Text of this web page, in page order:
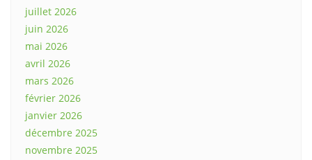
juillet 2026
juin 2026
mai 2026
avril 2026
mars 2026
février 2026
janvier 2026
décembre 2025
novembre 2025